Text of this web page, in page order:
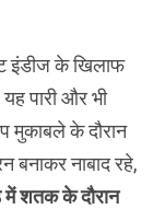
इंडीज के खिलाफ
पारी और भी
मुकाबले के दौरान
बनाकर नाबाद रहे,
शतक के दौरान